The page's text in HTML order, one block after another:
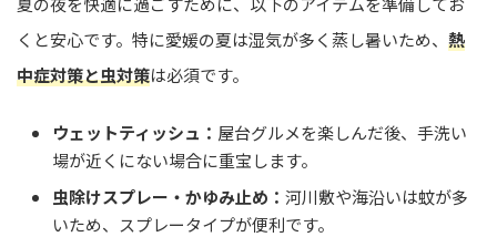
くと安心です。特に愛媛の夏は湿気が多く蒸し暑いため、 熱
中症対策と虫対策は必須です。
ウェットティッシュ： 屋台グルメを楽しんだ後、手洗い
場が近くにない場合に重宝します。
虫除けスプレー・かゆみ止め： 河川敷や海沿いは蚊が多
いため、スプレータイプが便利です。